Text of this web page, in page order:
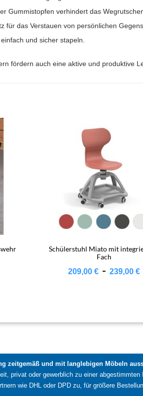
Gummistopfen verhindert das
für das Verstauen von persönlichen
und sicher stapeln.
fördern auch eine aktive und produktive
Schülerstuhl Miato mit
Fach
209,00 €- 239,00 €
zeitgemäß und mit langlebigen Möbeln
privat oder gewerblich zu einer
wie DHL oder DPD zu, für größere